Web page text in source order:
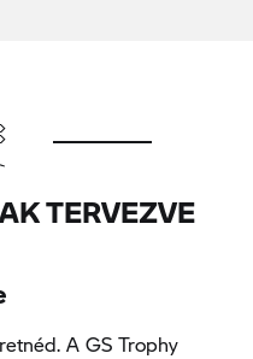
TERVEZVE
AGS Trophy